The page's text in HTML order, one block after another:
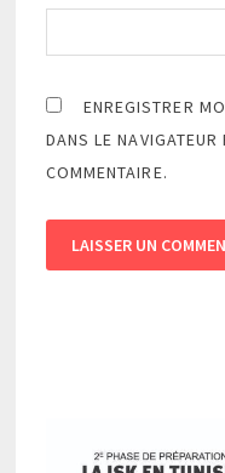
ENREGISTRER
DANS LE
COMMENTAIRE.